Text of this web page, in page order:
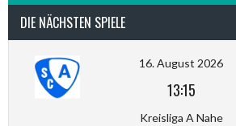
DIE NÄCHSTEN SPIELE
16. August 2026
13:15
Kreisliga A Nahe